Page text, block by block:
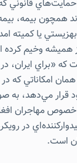
حمايت‌هاي قانوني
همچون بيمه،
يا كميته
هميشه وخيم كرده
«براي ايران،
امكاناتي كه در
قرار مي‌دهد، به
مهاجران
در
است.